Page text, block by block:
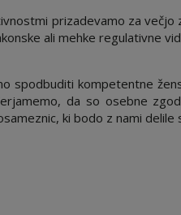
prizadevamo za
ali mehke regulativne
spodbuditi kompetentne
da so osebne
ki bodo z nami